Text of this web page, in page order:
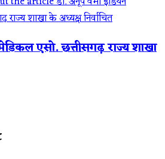
एसो. छत्तीसगढ़ राज्य शाखा